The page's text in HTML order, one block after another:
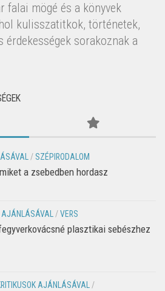
falai mögé és a könyvek
kulisszatitkok, történetek,
érdekességek sorakoznak a
/ SZÉPIRODALOM
a zsebedben hordasz
AJÁNLÁSÁVAL/VERS
plasztikai sebészhez
AJÁNLÁSÁVAL/